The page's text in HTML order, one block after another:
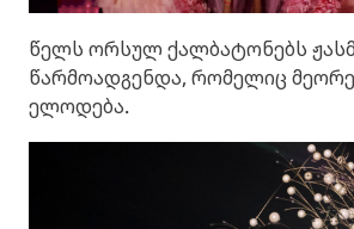
წელს ორსულ ქალბატონებს
წარმოადგენდა, რომელიც
ელოდება.